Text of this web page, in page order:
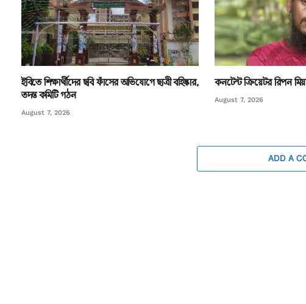
ইবিতে শিক্ষার্থীদের ছবি ফাঁসের অভিযোগে ছাত্রী বহিষ্কার,
তদন্ত কমিটি গঠন
August 7, 2026
কনটেন্ট ক্রিয়েটর রিপন মিয়া
August 7, 2026
ADD A